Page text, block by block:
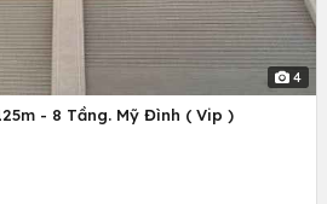
4
- 8 Tầng. Mỹ Đình ( Vip )